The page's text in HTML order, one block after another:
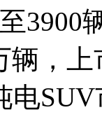
3900
辆，
电